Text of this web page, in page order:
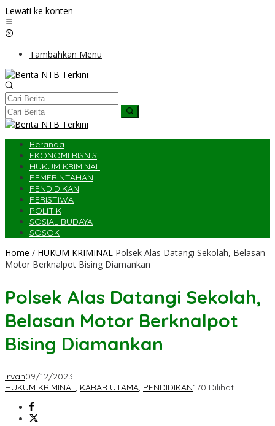
Lewati ke konten
Tambahkan Menu
Beranda
EKONOMI BISNIS
HUKUM KRIMINAL
PEMERINTAHAN
PENDIDIKAN
PERISTIWA
POLITIK
SOSIAL BUDAYA
SOSOK
Home / HUKUM KRIMINAL Polsek Alas Datangi Sekolah, Belasan
Motor Berknalpot Bising Diamankan
Polsek Alas Datangi Sekolah,
Belasan Motor Berknalpot
Bising Diamankan
Irvan09/12/2023
HUKUM KRIMINAL, KABAR UTAMA, PENDIDIKAN170 Dilihat